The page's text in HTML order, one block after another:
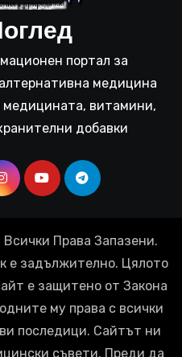
портал за
медицина
медицината, витамини,
добавки
Права Запазени.
е задължително. Цялото
е защитено от Закона
му права с всички
последици. Сайтът ни
съвети. Преди да